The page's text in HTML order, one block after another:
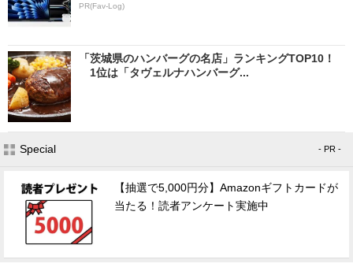
PR(Fav-Log)
「茨城県のハンバーグの名店」ランキングTOP10！
1位は「タヴェルナハンバーグ...
Special - PR -
【抽選で5,000円分】Amazonギフトカードが
当たる！読者アンケート実施中